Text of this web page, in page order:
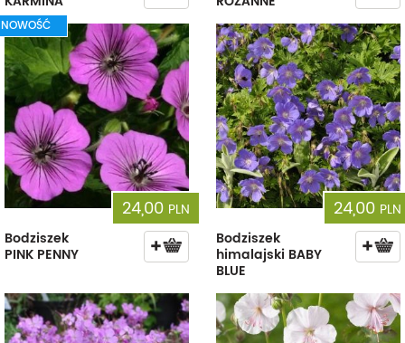
NOWOŚĆ
24,00 PLN
Bodziszek
PINK PENNY
24,00 PLN
Bodziszek
himalajski BABY
BLUE